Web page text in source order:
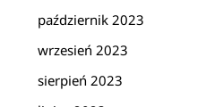
październik 2023
wrzesień 2023
sierpień 2023